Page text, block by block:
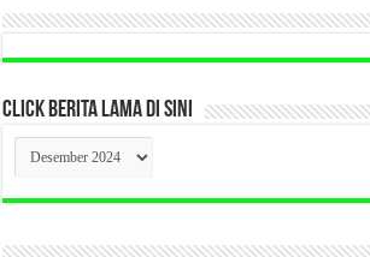
CLICK BERITA LAMA DI SINI
CLICK
BERITA
LAMA
DI